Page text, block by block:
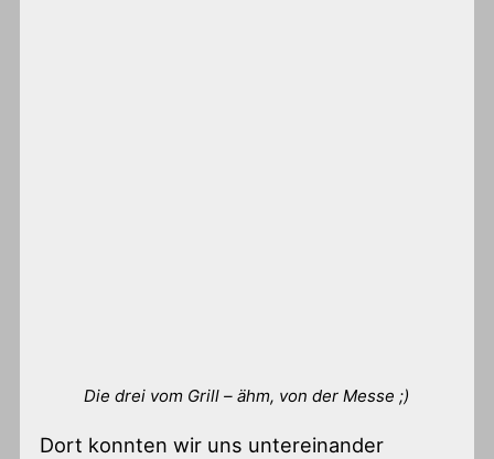
Die drei vom Grill – ähm, von der Messe ;)
Dort konnten wir uns untereinander